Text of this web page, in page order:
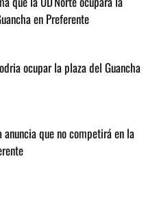
en Preferente
ocupar la plaza del Guancha
anuncia que no competirá en la